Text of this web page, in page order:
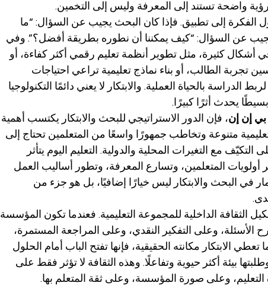
رؤية واضحة تستند إلى المعرفة وليس إلى التخمين.
الفكرة إلى تطبيق. فإذا كان البحث يجيب عن السؤال: “ما
يجيب عن السؤال: “كيف يمكننا أن نطوره بطريقة أفضل؟”. وفي
في أشكال كثيرة، مثل تطوير أنظمة تعليم رقمي أكثر كفاءة، أو
تجربة الطالب، أو بناء نماذج تعليمية تراعي احتياجات
الدراسة بالحياة العملية. والابتكار لا يعني دائمًا التكنولوجيا
يحدث أثرًا كبيرًا.
بي إن إن، فإن الدور الاستراتيجي للبحث والابتكار يكتسب أهمية
متنوعة وتخاطب جمهورًا واسعًا من المتعلمين تحتاج إلى
مع التغيرات المحلية والدولية. التعليم اليوم يتأثر
أولويات المتعلمين، وتسارع المعرفة، وتطور أساليب العمل
في البحث والابتكار ليس خيارًا إضافيًا، بل هو جزء من
الثقافة الداخلية للمجموعة التعليمية. فعندما تكون المؤسسة
وعلى التفكير النقدي، وعلى المراجعة المستمرة،
الابتكار مكانته الحقيقية، فإنها تفتح الباب أمام الحلول
بيئة أكثر حيوية وتفاعلًا. وهذه الثقافة لا تؤثر فقط على
وعلى صورة المؤسسة، وعلى ثقة المتعلم بها.